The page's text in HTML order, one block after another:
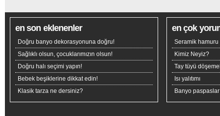
en son eklenenler
Doğru banyo dekorasyonuna doğru!
Sağlıklı olsun, çocuklarımızın olsun!
Doğru halı seçimi yapın!
Bebek beşiklerine dikkat edin!
Klasik tarza ne dersiniz?
en çok
Seramik hamuru
Kimiz Neyiz?
Tay tüyü
Isı yalıtımı
Banyo